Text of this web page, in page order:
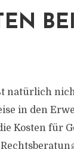
BEI
natürlich
in den
Kosten für